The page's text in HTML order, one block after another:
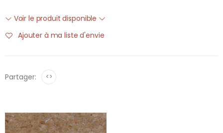
Voir le produit disponible
Ajouter à ma liste d'envie
Partager: <>